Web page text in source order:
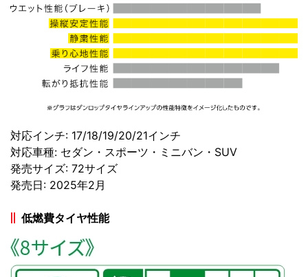
対応インチ: 17/18/19/20/21インチ
対応車種: セダン・スポーツ・ミニバン・SUV
発売サイズ: 72サイズ
発売日: 2025年2月
低燃費タイヤ性能